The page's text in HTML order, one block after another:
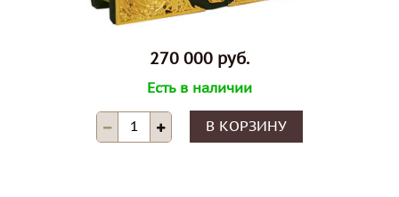
270 000 руб.
Есть в наличии
В КОРЗИНУ